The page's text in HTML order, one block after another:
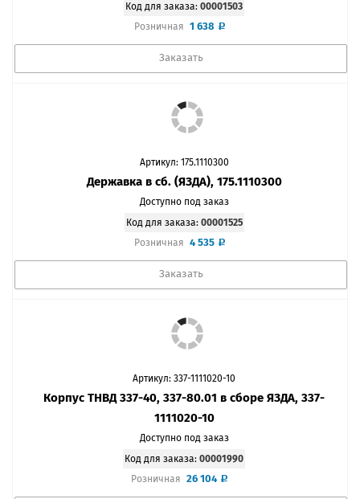
Код для заказа: 00001503
Розничная 1 638
Заказать
Артикул: 175.1110300
Державка в сб. (ЯЗДА), 175.1110300
Доступно под заказ
Код для заказа: 00001525
Розничная 4 535
Заказать
Артикул: 337-1111020-10
Корпус ТНВД 337-40, 337-80.01 в сборе ЯЗДА, 337-
1111020-10
Доступно под заказ
Код для заказа: 00001990
Розничная 26 104